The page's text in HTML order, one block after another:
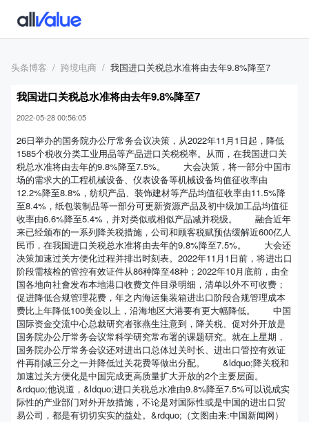
头条博客 跨境电商 我国进口关税总水准将由去年9.8%降至7
我国进口关税总水准将由去年9.8%降至7
2022-05-28 00:56:05
26日举办的国务院办公厅常务会议决策，从2022年11月1日起，降低
1585个税收分类工业用品等产品进口关税税率。从而，在我国进口关
税总水准将由去年的9.8%降至7.5%。 大会决策，将一部分中国市
场的需求大的工程机械设备、仪表设备等机械设备均值征收率由
12.2%降至8.8%，纺织产品、装饰建材等产品均值征收率由11.5%降
至8.4%，纸包装制品等一部分可更新资源产品及初中级加工品均值征
收率由6.6%降至5.4%，并对类似或相似产品减并税级。 融合近年
来已经颁布的一系列降关税措施，公司和顾客税赋预估缓解近600亿人
民币，在我国进口关税总水准将由去年的9.8%降至7.5%。 大会还
决策加速过关方便化过程并排出时刻表。2022年11月1日前，将进出口
阶段需核检的管控有效证件从86种降至48种；2022年10月底前，由全
国各地向社會发布本地港口收费文件目录明细，清单以外不可收费；
促进降低合规管理花费，年之内海运集装箱进出口阶段合规管理成本
费比上年降低100美金以上，沿海地区大港要有更大幅降低。 中国
国际资金交流中心总裁研究者张燕生注意到，降关税、促对外开放是
国务院办公厅常务会议常科学研究常布署的课题研究。就在上星期，
国务院办公厅常务会议还对进出口总体过关时长、进出口管控有效证
件再削减三分之一并降低过关花费等做出分配。 &ldquo;降关税和
加速过关方便化是中国完成更高质量扩大开放的2个主要层面。
&rdquo;他说道，&ldquo;进口关税总水准由9.8%降至7.5%可以说成实
际性的产业部门对外开放措施，不论是对国际性或是中国的进出口贸
易公司，都是有切切实实的益处。&rdquo;（文图由来:中国新闻网）